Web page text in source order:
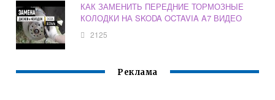
КАК ЗАМЕНИТЬ ПЕРЕДНИЕ ТОРМОЗНЫЕ
КОЛОДКИ НА SKODA OCTAVIA A7 ВИДЕО
2125
Реклама